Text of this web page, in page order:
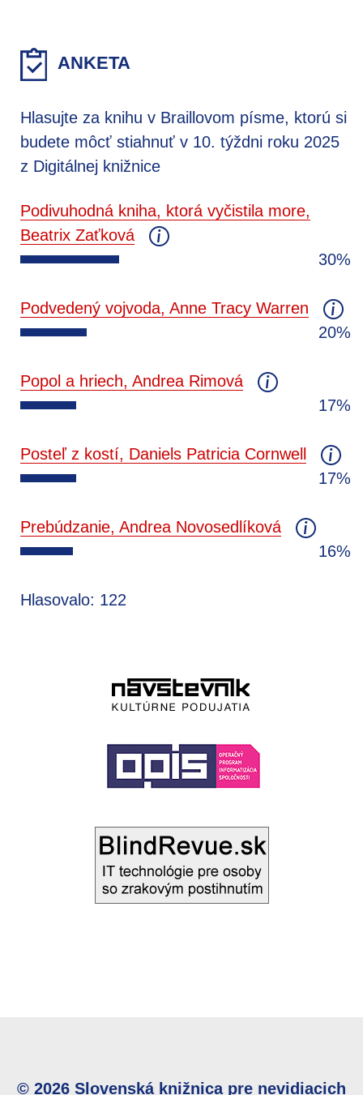
ANKETA
Hlasujte za knihu v Braillovom písme, ktorú si
budete môcť stiahnuť v 10. týždni roku 2025
z Digitálnej knižnice
Podivuhodná kniha, ktorá vyčistila more,
Beatrix Zaťková
30%
Podvedený vojvoda, Anne Tracy Warren
20%
Popol a hriech, Andrea Rimová
17%
Posteľ z kostí, Daniels Patricia Cornwell
17%
Prebúdzanie, Andrea Novosedlíková
16%
Hlasovalo: 122
© 2026 Slovenská knižnica pre nevidiacich